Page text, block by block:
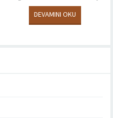
Özelliği : 4V Style- Timberland
Kalınlık (mm) EN...
DEVAMINI OKU